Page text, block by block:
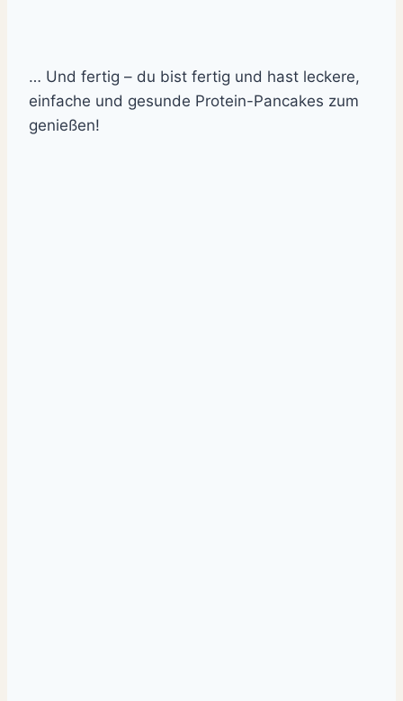
… Und fertig – du bist fertig und hast leckere,
einfache und gesunde Protein-Pancakes zum
genießen!